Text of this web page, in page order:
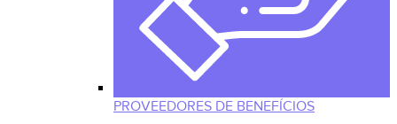
PROVEEDORES DE BENEFÍCIOS